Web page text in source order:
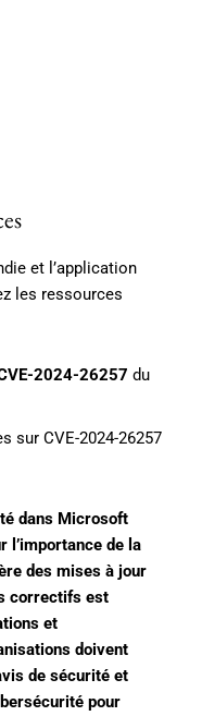
et l’application
les ressources
2024-26257 du
sur CVE-2024-26257
dans Microsoft
l’importance de la
des mises à jour
correctifs est
et
doivent
de sécurité et
pour